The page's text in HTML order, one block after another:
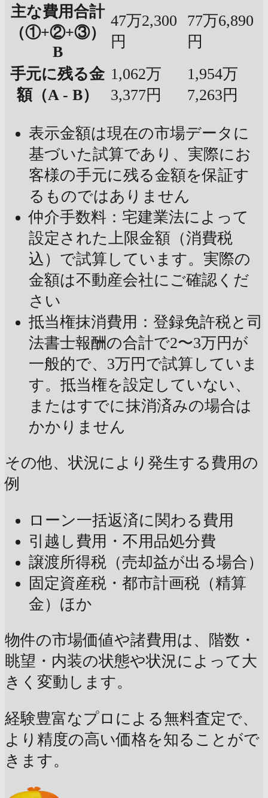
主な費用合計
（①+②+③）
B
47万2,300
円
77万6,890
円
手元に残る金
額（A - B）
1,062万
3,377円
1,954万
7,263円
表示金額は現在の市場データに
基づいた試算であり、実際にお
客様の手元に残る金額を保証す
るものではありません
仲介手数料：宅建業法によって
設定された上限金額（消費税
込）で試算しています。実際の
金額は不動産会社にご確認くだ
さい
抵当権抹消費用：登録免許税と司
法書士報酬の合計で2〜3万円が
一般的で、3万円で試算していま
す。抵当権を設定していない、
またはすでに抹消済みの場合は
かかりません
その他、状況により発生する費用の
例
ローン一括返済に関わる費用
引越し費用・不用品処分費
譲渡所得税（売却益が出る場合）
固定資産税・都市計画税（精算
金）ほか
物件の市場価値や諸費用は、階数・
眺望・内装の状態や状況によって大
きく変動します。
経験豊富なプロによる無料査定で、
より精度の高い価格を知ることがで
きます。